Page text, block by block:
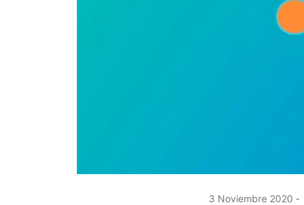
3 Noviembre 2020